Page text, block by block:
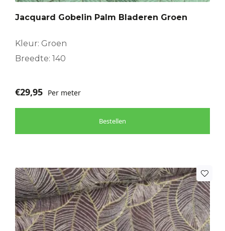
Jacquard Gobelin Palm Bladeren Groen
Kleur: Groen
Breedte: 140
€29,95 Per meter
Bestellen